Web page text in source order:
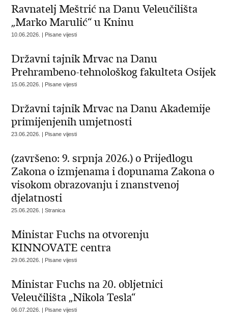
Ravnatelj Meštrić na Danu Veleučilišta
„Marko Marulić“ u Kninu
10.06.2026. | Pisane vijesti
Državni tajnik Mrvac na Danu
Prehrambeno-tehnološkog fakulteta Osijek
15.06.2026. | Pisane vijesti
Državni tajnik Mrvac na Danu Akademije
primijenjenih umjetnosti
23.06.2026. | Pisane vijesti
(završeno: 9. srpnja 2026.) o Prijedlogu
Zakona o izmjenama i dopunama Zakona o
visokom obrazovanju i znanstvenoj
djelatnosti
25.06.2026. | Stranica
Ministar Fuchs na otvorenju
KINNOVATE centra
29.06.2026. | Pisane vijesti
Ministar Fuchs na 20. obljetnici
Veleučilišta „Nikola Tesla“
06.07.2026. | Pisane vijesti